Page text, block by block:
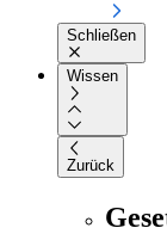
Schließen
Wissen
Zurück